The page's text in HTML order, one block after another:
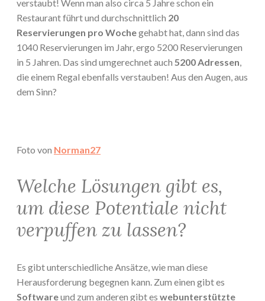
verstaubt! Wenn man also circa 5 Jahre schon ein
Restaurant führt und durchschnittlich 20
Reservierungen pro Wochegehabt hat, dann sind das
1040 Reservierungen im Jahr, ergo 5200 Reservierungen
in 5 Jahren. Das sind umgerechnet auch 5200 Adressen,
die einem Regal ebenfalls verstauben! Aus den Augen, aus
dem Sinn?
Foto von Norman27
Welche Lösungen gibt es,
um diese Potentiale nicht
verpuffen zu lassen?
Es gibt unterschiedliche Ansätze, wie man diese
Herausforderung begegnen kann. Zum einen gibt es
Softwareund zum anderen gibt es webunterstützte